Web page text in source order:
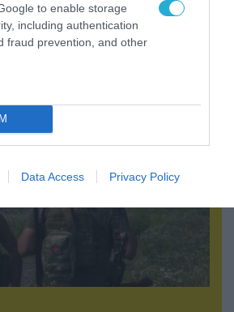
to enable storage
including authentication
fraud prevention, and other
Data Access Privacy Policy
έρευνα της FAA για
προεδρικό ελικόπτερο
μετέφερε τον Ν.Τραμπ